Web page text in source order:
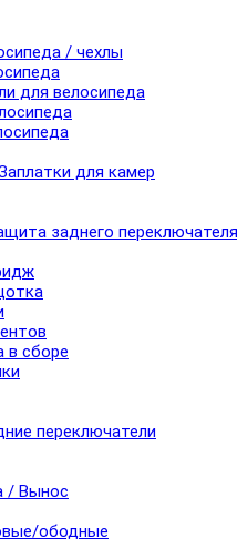
/ чехлы
для велосипеда
для камер
заднего переключателя
в сборе
переключатели
/ Вынос
ободные